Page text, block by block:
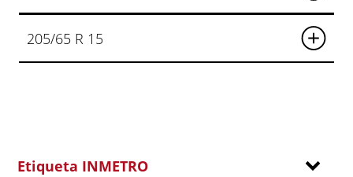
205/65 R 15
Etiqueta INMETRO